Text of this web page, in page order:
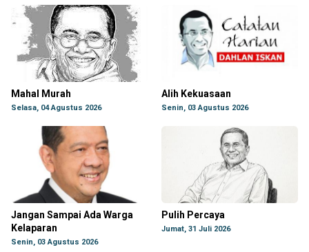
Mahal Murah
Selasa, 04 Agustus 2026
Alih Kekuasaan
Senin, 03 Agustus 2026
Jangan Sampai Ada Warga
Kelaparan
Senin, 03 Agustus 2026
Pulih Percaya
Jumat, 31 Juli 2026